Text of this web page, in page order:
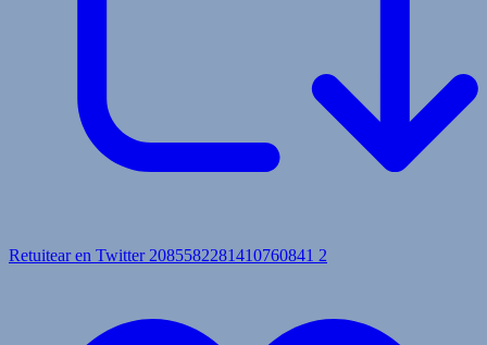
Retuitear en Twitter 2085582281410760841 2